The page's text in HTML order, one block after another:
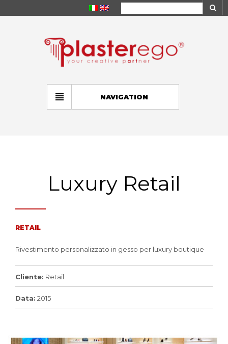
NAVIGATION
Luxury Retail
RETAIL
Rivestimento personalizzato in gesso per luxury boutique
Cliente: Retail
Data: 2015